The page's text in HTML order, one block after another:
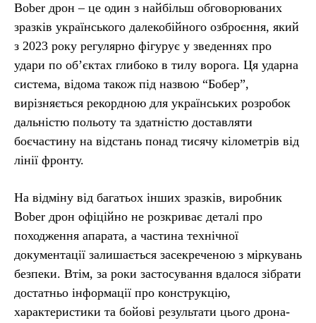
Bober дрон – це один з найбільш обговорюваних
зразків українського далекобійного озброєння, який
з 2023 року регулярно фігурує у зведеннях про
удари по об’єктах глибоко в тилу ворога. Ця ударна
система, відома також під назвою “Бобер”,
вирізняється рекордною для українських розробок
дальністю польоту та здатністю доставляти
боєчастину на відстань понад тисячу кілометрів від
лінії фронту.
На відміну від багатьох інших зразків, виробник
Bober дрон офіційно не розкриває деталі про
походження апарата, а частина технічної
документації залишається засекреченою з міркувань
безпеки. Втім, за роки застосування вдалося зібрати
достатньо інформації про конструкцію,
характеристики та бойові результати цього дрона-